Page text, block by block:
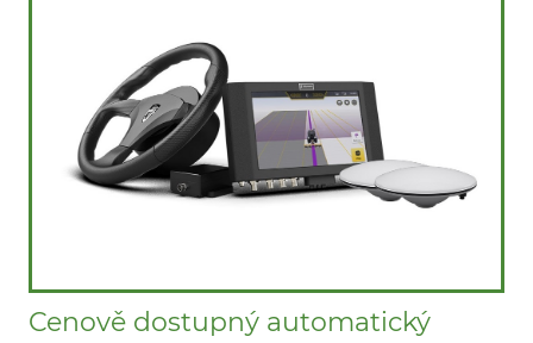
Cenově dostupný automatický